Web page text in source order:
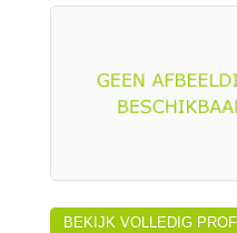
BEKIJK VOLLEDIG